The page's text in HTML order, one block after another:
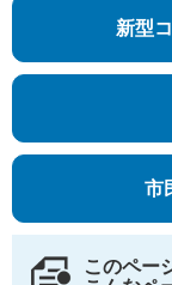
新型
市
このペー